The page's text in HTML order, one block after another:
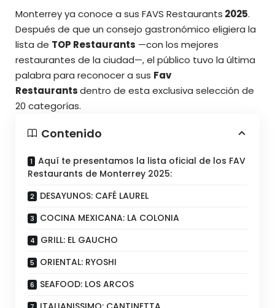
Monterrey ya conoce a sus FAVS Restaurants 2025.
Después de que un consejo gastronómico eligiera la
lista de TOP Restaurants —con los mejores
restaurantes de la ciudad—, el público tuvo la última
palabra para reconocer a sus Fav
Restaurantsdentro de esta exclusiva selección de
20 categorías.
Contenido
Aquí te presentamos la lista oficial de los FAV
Restaurants de Monterrey 2025:
DESAYUNOS: CAFÉ LAUREL
COCINA MEXICANA: LA COLONIA
GRILL: EL GAUCHO
ORIENTAL: RYOSHI
SEAFOOD: LOS ARCOS